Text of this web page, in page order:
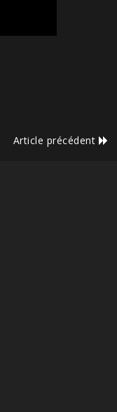
Article précédent